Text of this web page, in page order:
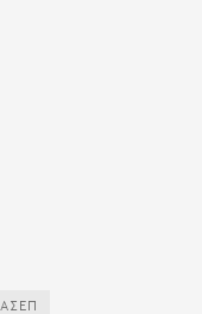
ΑΣΕΠ